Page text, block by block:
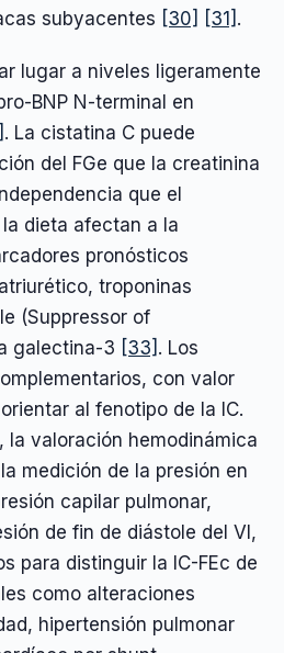
subyacentes [30] [31] .
lugar a niveles ligeramente
BNP N-terminal en
. La cistatina C puede
del FGe que la creatinina
que el
dieta afectan a la
pronósticos
troponinas
(Suppressor of
galectina-3 [33] . Los
con valor
al fenotipo de la IC.
la valoración hemodinámica
medición de la presión en
capilar pulmonar,
de fin de diástole del VI,
para distinguir la IC-FEc de
como alteraciones
hipertensión pulmonar